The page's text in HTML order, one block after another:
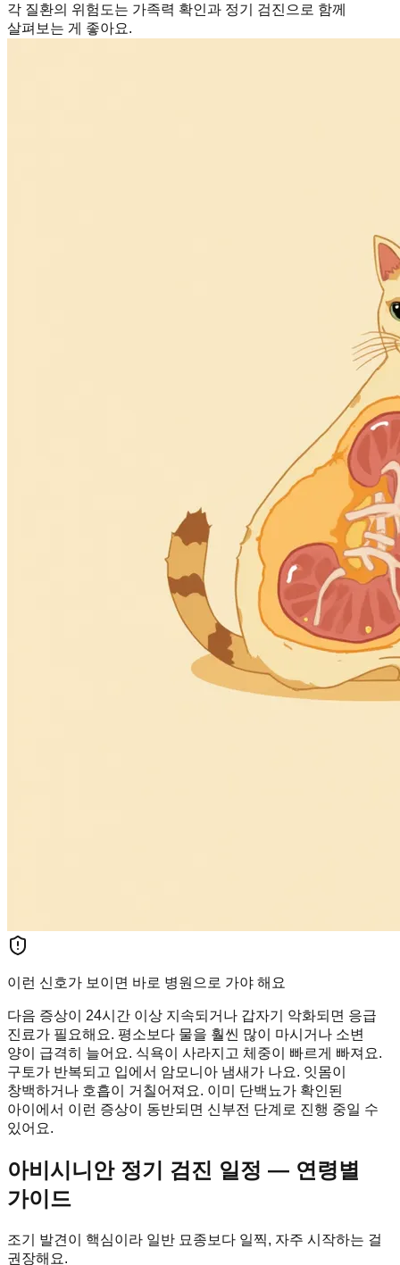
각 질환의 위험도는 가족력 확인과 정기 검진으로 함께
살펴보는 게 좋아요.
이런 신호가 보이면 바로 병원으로 가야 해요
다음 증상이 24시간 이상 지속되거나 갑자기 악화되면 응급
진료가 필요해요. 평소보다 물을 훨씬 많이 마시거나 소변
양이 급격히 늘어요. 식욕이 사라지고 체중이 빠르게 빠져요.
구토가 반복되고 입에서 암모니아 냄새가 나요. 잇몸이
창백하거나 호흡이 거칠어져요. 이미 단백뇨가 확인된
아이에서 이런 증상이 동반되면 신부전 단계로 진행 중일 수
있어요.
아비시니안 정기 검진 일정 — 연령별
가이드
조기 발견이 핵심이라 일반 묘종보다 일찍, 자주 시작하는 걸
권장해요.